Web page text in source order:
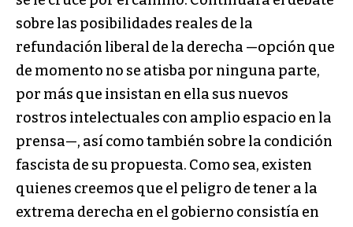
sobre las posibilidades reales de la
refundación liberal de la derecha —opción que
de momento no se atisba por ninguna parte,
por más que insistan en ella sus nuevos
rostros intelectuales con amplio espacio en la
prensa—, así como también sobre la condición
fascista de su propuesta. Como sea, existen
quienes creemos que el peligro de tener a la
extrema derecha en el gobierno consistía en